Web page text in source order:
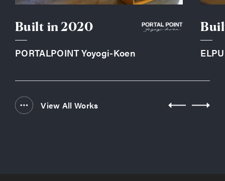
Built in 2020
PORTALPOINT Yoyogi-Koen
View All Works